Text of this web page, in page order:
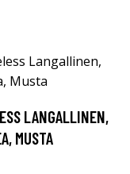
LANGALLINEN,
MUSTA